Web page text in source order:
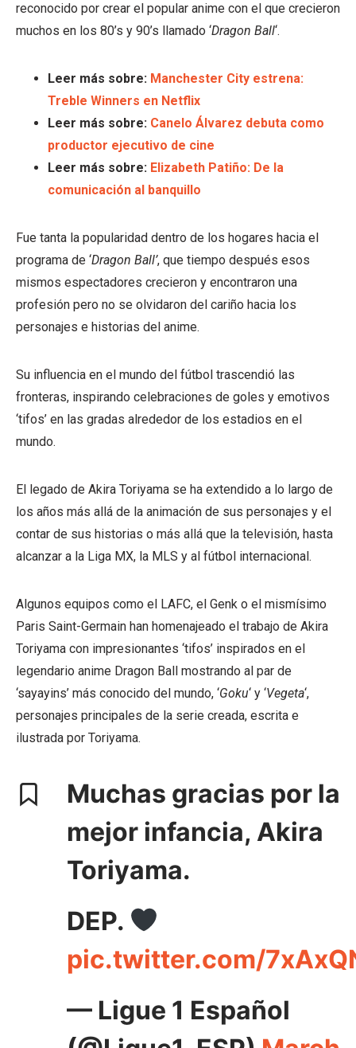
reconocido por crear el popular anime con el que crecieron
muchos en los 80’s y 90’s llamado ‘Dragon Ball‘.
Leer más sobre: Manchester City estrena:
Treble Winners en Netflix
Leer más sobre: Canelo Álvarez debuta como
productor ejecutivo de cine
Leer más sobre: Elizabeth Patiño: De la
comunicación al banquillo
Fue tanta la popularidad dentro de los hogares hacia el
programa de ‘Dragon Ball’, que tiempo después esos
mismos espectadores crecieron y encontraron una
profesión pero no se olvidaron del cariño hacia los
personajes e historias del anime.
Su influencia en el mundo del fútbol trascendió las
fronteras, inspirando celebraciones de goles y emotivos
‘tifos’ en las gradas alrededor de los estadios en el
mundo.
El legado de Akira Toriyama se ha extendido a lo largo de
los años más allá de la animación de sus personajes y el
contar de sus historias o más allá que la televisión, hasta
alcanzar a la Liga MX, la MLS y al fútbol internacional.
Algunos equipos como el LAFC, el Genk o el mismísimo
Paris Saint-Germain han homenajeado el trabajo de Akira
Toriyama con impresionantes ‘tifos’ inspirados en el
legendario anime Dragon Ball mostrando al par de
‘sayayins’ más conocido del mundo, ‘Goku‘ y ‘Vegeta‘,
personajes principales de la serie creada, escrita e
ilustrada por Toriyama.
Muchas gracias por la
mejor infancia, Akira
Toriyama.
DEP.
pic.twitter.com/
— Ligue 1 Español